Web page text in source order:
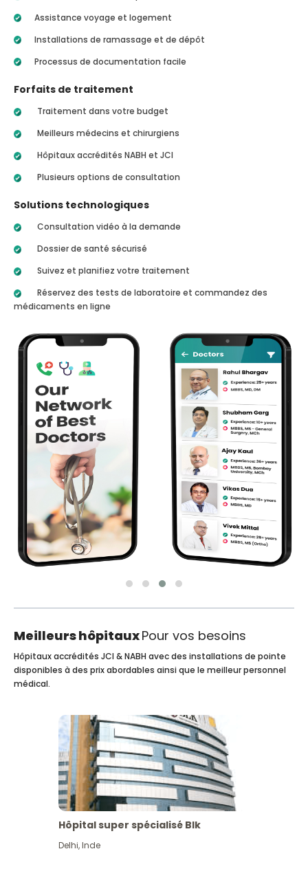
Assistance voyage et logement
Installations de ramassage et de dépôt
Processus de documentation facile
Forfaits de traitement
Traitement dans votre budget
Meilleurs médecins et chirurgiens
Hôpitaux accrédités NABH et JCI
Plusieurs options de consultation
Solutions technologiques
Consultation vidéo à la demande
Dossier de santé sécurisé
Suivez et planifiez votre traitement
Réservez des tests de laboratoire et commandez des
médicaments en ligne
Meilleurs hôpitauxPour vos besoins
Hôpitaux accrédités JCI & NABH avec des installations de pointe
disponibles à des prix abordables ainsi que le meilleur personnel
médical.
Hôpital super spécialisé Blk
Delhi,Inde